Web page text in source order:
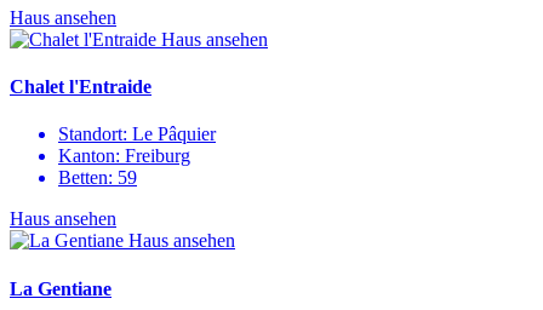
Haus ansehen
Haus ansehen
Chalet l'Entraide
Standort: Le Pâquier
Kanton: Freiburg
Betten: 59
Haus ansehen
Haus ansehen
La Gentiane